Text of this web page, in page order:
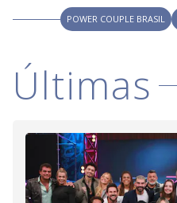
POWER COUPLE BRASIL
Últimas